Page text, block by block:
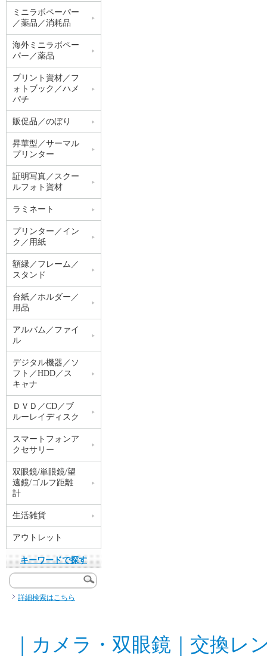
ミニラボペーパー
／薬品／消耗品
海外ミニラボペー
パー／薬品
プリント資材／フ
ォトブック／ハメ
パチ
販促品／のぼり
昇華型／サーマル
プリンター
証明写真／スクー
ルフォト資材
ラミネート
プリンター／イン
ク／用紙
額縁／フレーム／
スタンド
台紙／ホルダー／
用品
アルバム／ファイ
ル
デジタル機器／ソ
フト／HDD／ス
キャナ
ＤＶＤ／CD／ブ
ルーレイディスク
スマートフォンア
クセサリー
双眼鏡/単眼鏡/望
遠鏡/ゴルフ距離
計
生活雑貨
アウトレット
キーワードで探す
詳細検索はこちら
カメラ・双眼鏡
交換レ